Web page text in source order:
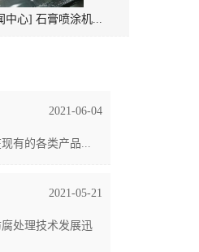
中心] 石膏喷涂机...
2021-06-04
有的各类产品...
2021-05-21
处理技术发展迅